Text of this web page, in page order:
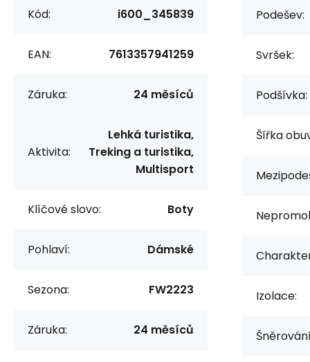
Kód: i600_345839
EAN: 7613357941259
Záruka: 24 měsíců
Aktivita:
Lehká turistika,
Treking a turistika,
Multisport
Klíčové slovo: Boty
Pohlaví: Dámské
Sezona: FW2223
Záruka: 24 měsíců
Podešev:
Svršek:
Podšívka:
Šířka
Izolace: